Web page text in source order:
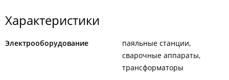
Характеристики
Электрооборудование
паяльные станции
сварочные аппараты
трансформаторы